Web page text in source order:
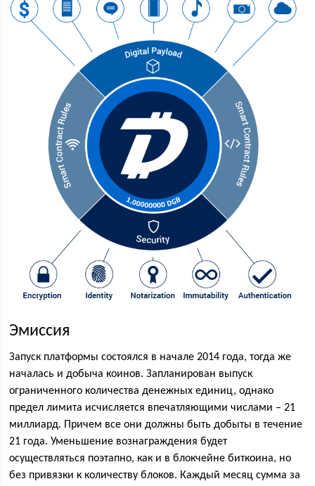
Эмиссия
Запуск платформы состоялся в начале 2014 года, тогда же
началась и добыча коинов. Запланирован выпуск
ограниченного количества денежных единиц, однако
предел лимита исчисляется впечатляющими числами – 21
миллиард. Причем все они должны быть добыты в течение
21 года. Уменьшение вознаграждения будет
осуществляться поэтапно, как и в блокчейне биткоина, но
без привязки к количеству блоков. Каждый месяц сумма за